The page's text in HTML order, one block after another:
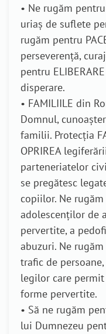
• Ne rugăm
uriaș de suflete
rugăm pentru
perseverență,
pentru
disperare.
• FAMILIILE din
Domnul,
familii. Protecția
OPRIREA
parteneriatelor
se pregătesc
copiilor. Ne
adolescenților de
pervertite, a
abuzuri. Ne
trafic de
legilor care
forme pervertite.
• Să ne rugăm
lui Dumnezeu